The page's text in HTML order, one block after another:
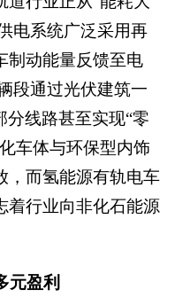
电系统广泛采用再
制动能量反馈至电
段通过光伏建筑一
线路甚至实现“零
车体与环保型内饰
，而氢能源有轨电车
着行业向非化石能源
元盈利